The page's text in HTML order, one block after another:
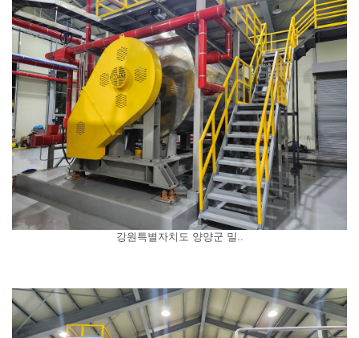
강원특별자치도 양양군 밀..